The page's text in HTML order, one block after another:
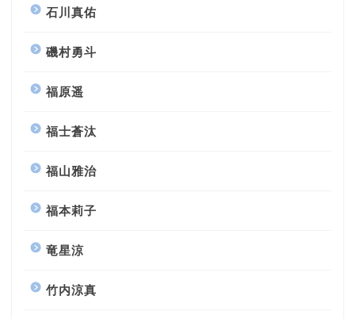
石川真佑
磯村勇斗
福原遥
福士蒼汰
福山雅治
福本莉子
竜星涼
竹内涼真